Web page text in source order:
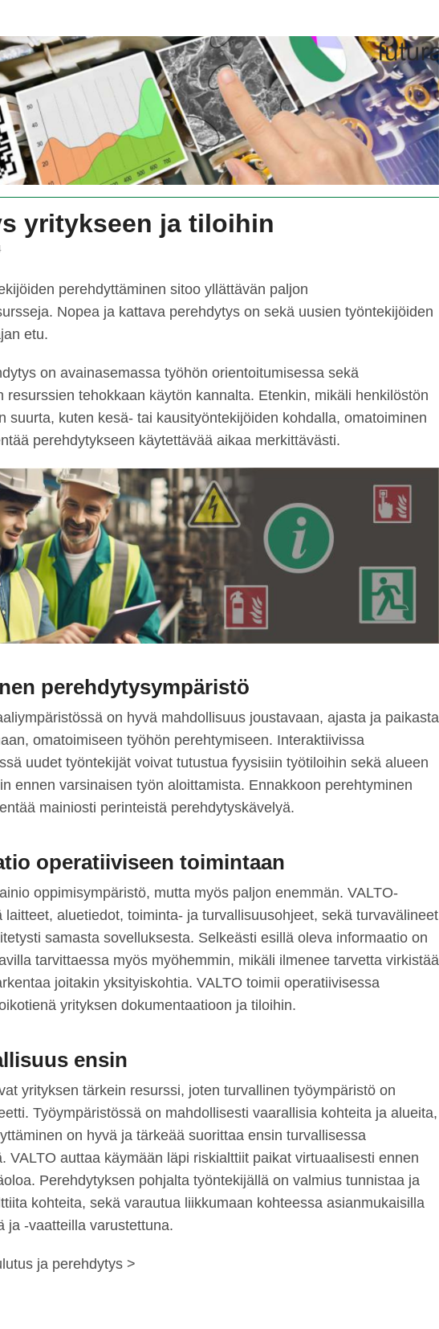
yritykseen ja tiloihin
perehdyttäminen sitoo yllättävän paljon
Nopea ja kattava perehdytys on sekä uusien työntekijöiden
etu.
on avainasemassa työhön orientoitumisessa sekä
resurssien tehokkaan käytön kannalta. Etenkin, mikäli henkilöstön
suurta, kuten kesä- tai kausityöntekijöiden kohdalla, omatoiminen
perehdytykseen käytettävää aikaa merkittävästi.
perehdytysympäristö
on hyvä mahdollisuus joustavaan, ajasta ja paikasta
omatoimiseen työhön perehtymiseen. Interaktiivissa
uudet työntekijät voivat tutustua fyysisiin työtiloihin sekä alueen
ennen varsinaisen työn aloittamista. Ennakkoon perehtyminen
mainiosti perinteistä perehdytyskävelyä.
operatiiviseen toimintaan
oppimisympäristö, mutta myös paljon enemmän. VALTO-
laitteet, aluetiedot, toiminta- ja turvallisuusohjeet, sekä turvavälineet
samasta sovelluksesta. Selkeästi esillä oleva informaatio on
tarvittaessa myös myöhemmin, mikäli ilmenee tarvetta virkistää
joitakin yksityiskohtia. VALTO toimii operatiivisessa
yrityksen dokumentaatioon ja tiloihin.
ensin
yrityksen tärkein resurssi, joten turvallinen työympäristö on
Työympäristössä on mahdollisesti vaarallisia kohteita ja alueita,
on hyvä ja tärkeää suorittaa ensin turvallisessa
VALTO auttaa käymään läpi riskialttiit paikat virtuaalisesti ennen
Perehdytyksen pohjalta työntekijällä on valmius tunnistaa ja
kohteita, sekä varautua liikkumaan kohteessa asianmukaisilla
ja -vaatteilla varustettuna.
ja perehdytys >